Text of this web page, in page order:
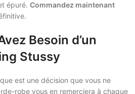
épuré. Commandez maintenant
Besoin d’un
Stussy
est une décision que vous ne
robe vous en remerciera à chaque